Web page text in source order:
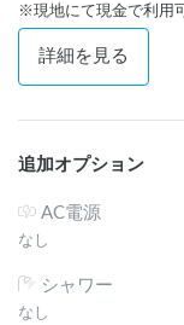
※現地にて現金で利用
詳細を見る
追加オプション
AC電源
なし
シャワー
なし